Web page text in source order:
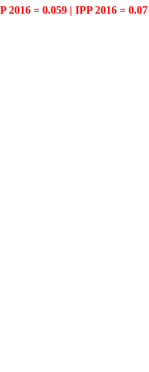
2016 = 0.059 | IPP 2016 =